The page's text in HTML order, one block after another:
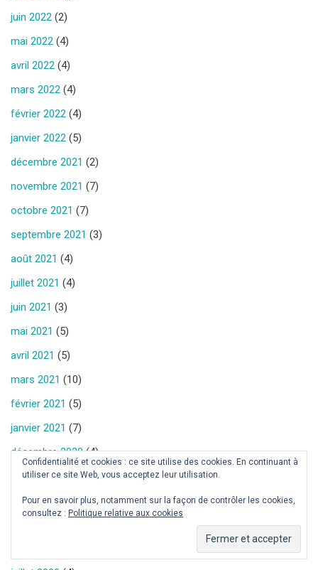
juin 2022 (2)
mai 2022 (4)
avril 2022 (4)
mars 2022 (4)
février 2022 (4)
janvier 2022 (5)
décembre 2021 (2)
novembre 2021 (7)
octobre 2021 (7)
septembre 2021 (3)
août 2021 (4)
juillet 2021 (4)
juin 2021 (3)
mai 2021 (5)
avril 2021 (5)
mars 2021 (10)
février 2021 (5)
janvier 2021 (7)
décembre 2020(4)
novembre 2020(7)
octobre 2020(6)
Confidentialité et cookies : ce site utilise des cookies. En continuant à
utiliser ce site Web, vous acceptez leur utilisation.
Pour en savoir plus, notamment sur la façon de contrôler les cookies,
consultez : Politique relative aux cookies